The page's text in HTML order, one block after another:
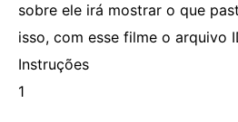
sobre ele irá mostrar o que
isso, com esse filme o arquivo
Instruções
1